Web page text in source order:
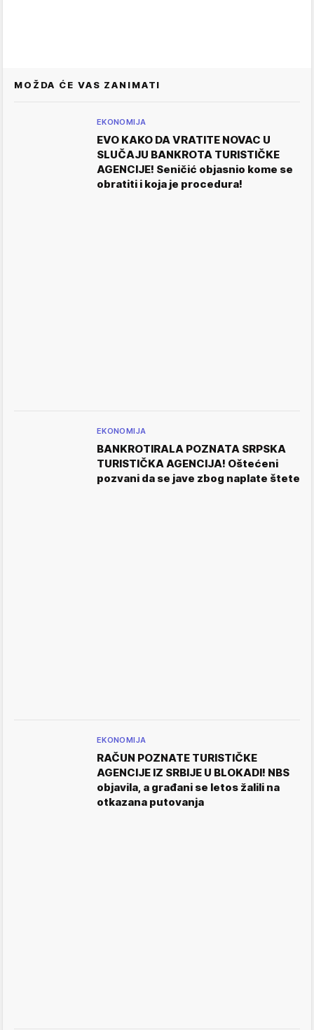
MOŽDA ĆE VAS ZANIMATI
EKONOMIJA
EVO KAKO DA VRATITE NOVAC U
SLUČAJU BANKROTA TURISTIČKE
AGENCIJE! Seničić objasnio kome se
obratiti i koja je procedura!
EKONOMIJA
BANKROTIRALA POZNATA SRPSKA
TURISTIČKA AGENCIJA! Oštećeni
pozvani da se jave zbog naplate štete
EKONOMIJA
RAČUN POZNATE TURISTIČKE
AGENCIJE IZ SRBIJE U BLOKADI! NBS
objavila, a građani se letos žalili na
otkazana putovanja